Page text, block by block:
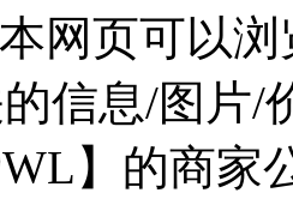
网页可以
信息/图片/
】的商家